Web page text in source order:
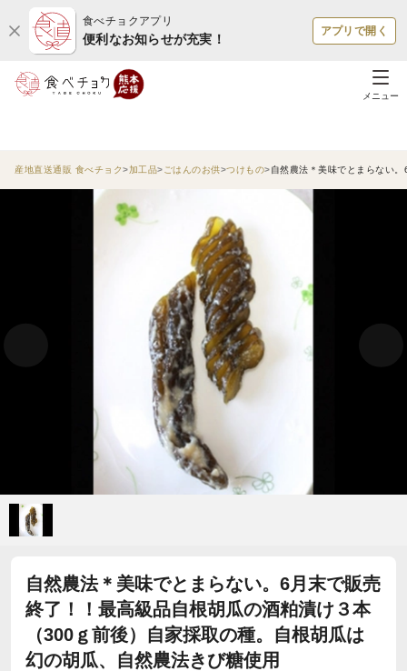
食べチョクアプリ
便利なお知らせが充実！
アプリで開く
メニュー
産地直送通販 食べチョク 加工品 ごはんのお供 つけもの 自然農法＊美味でとまらない
自然農法＊美味でとまらない。6月末で販売
終了！！最高級品自根胡瓜の酒粕漬け３本
（300ｇ前後）自家採取の種。自根胡瓜は
幻の胡瓜、自然農法きび糖使用